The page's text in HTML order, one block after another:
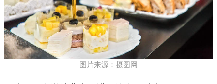
图片来源：摄图网